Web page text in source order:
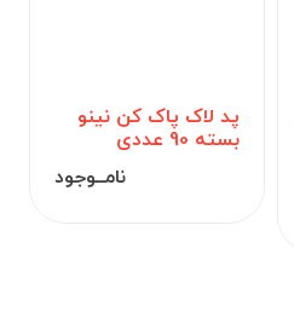
پد لاک پاک کن نینو
بسته 90 عددی
نامــوجود